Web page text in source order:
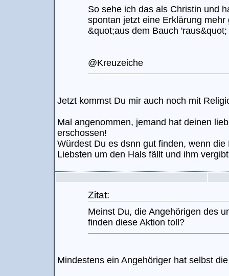
So sehe ich das als Christin und
spontan jetzt eine Erklärung mehr
&quot;aus dem Bauch
@Kreuzeiche
Jetzt kommst Du mir auch noch mit
Mal angenommen, jemand hat deinen
erschossen!
Würdest Du es dsnn gut finden, wenn
Liebsten um den Hals fällt und ihm
Zitat:
Meinst Du, die Angehörigen des
finden diese Aktion toll?
Mindestens ein Angehöriger hat selbst